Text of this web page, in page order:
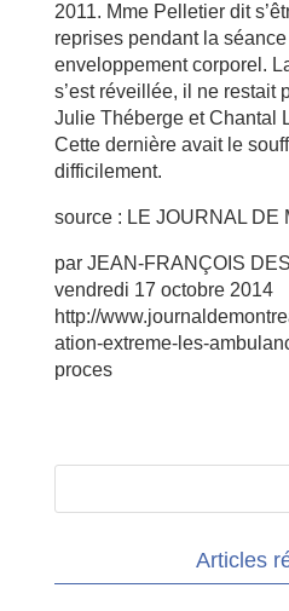
2011. Mme Pelletier dit
reprises pendant la
enveloppement corporel.
s’est réveillée, il ne restait
Julie Théberge et Chantal
Cette dernière avait le
difficilement.
source : LE JOURNAL DE
par JEAN-FRANÇOIS
vendredi 17 octobre 2014
http://
ation-extreme-les-
proces
Articles